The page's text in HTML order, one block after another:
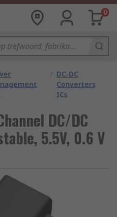
0
/ DC-DC
Converters
ICs
DC/DC
5.5V, 0.6 V